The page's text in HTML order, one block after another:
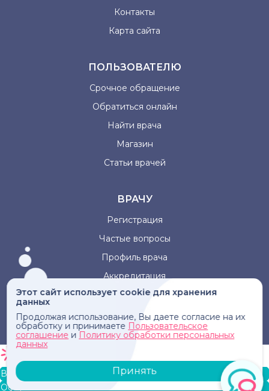
Этот сайт использует cookie для хранения
данных
Продолжая использование, Вы даете согласие на их
обработку и принимаете Пользовательское
соглашение и Политику обработки персональных
данных
Принять
Контакты
Карта сайта
ПОЛЬЗОВАТЕЛЮ
Срочное обращение
Обратиться онлайн
Найти врача
Магазин
Статьи врачей
ВРАЧУ
Регистрация
Частые вопросы
Профиль врача
Аккредитация
Информация, представленная на сайте, не может быть
использована для постановки диагноза, назначения
лечения и не заменяет прием врача.
В корзину
Оформление заказа